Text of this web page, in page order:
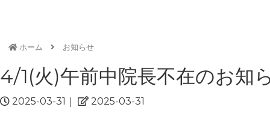
ホーム お知らせ
4/1(火)午前中院長不在のお知
2025-03-31 ｜ 2025-03-31